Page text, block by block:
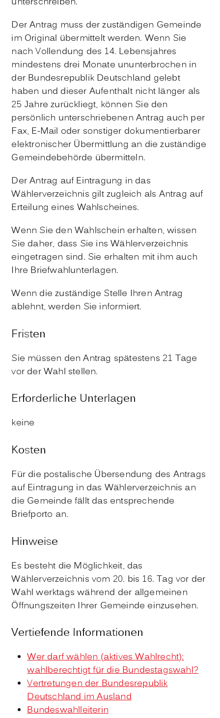
Der Antrag muss der zuständigen Gemeinde
im Original übermittelt werden. Wenn Sie
nach Vollendung des 14. Lebensjahres
mindestens drei Monate ununterbrochen in
der Bundesrepublik Deutschland gelebt
haben und dieser Aufenthalt nicht länger als
25 Jahre zurückliegt, können Sie den
persönlich unterschriebenen Antrag auch per
Fax, E-Mail oder sonstiger dokumentierbarer
elektronischer Übermittlung an die zuständige
Gemeindebehörde übermitteln.
Der Antrag auf Eintragung in das
Wählerverzeichnis gilt zugleich als Antrag auf
Erteilung eines Wahlscheines.
Wenn Sie den Wahlschein erhalten, wissen
Sie daher, dass Sie ins Wählerverzeichnis
eingetragen sind. Sie erhalten mit ihm auch
Ihre Briefwahlunterlagen.
Wenn die zuständige Stelle Ihren Antrag
ablehnt, werden Sie informiert.
Fristen
Sie müssen den Antrag spätestens 21 Tage
vor der Wahl stellen.
Erforderliche Unterlagen
keine
Kosten
Für die postalische Übersendung des Antrags
auf Eintragung in das Wählerverzeichnis an
die Gemeinde fällt das entsprechende
Briefporto an.
Hinweise
Es besteht die Möglichkeit, das
Wählerverzeichnis vom 20. bis 16. Tag vor der
Wahl werktags während der allgemeinen
Öffnungszeiten Ihrer Gemeinde einzusehen.
Vertiefende Informationen
Wer darf wählen (aktives Wahlrecht):
wahlberechtigt für die Bundestagswahl?
Vertretungen der Bundesrepublik
Deutschland im Ausland
Bundeswahlleiterin